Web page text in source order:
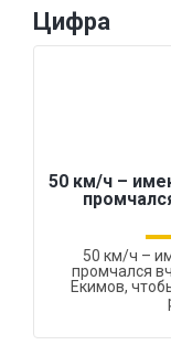
Цифра
50 км/ч –
50 км/ч –
промчался
Екимов,